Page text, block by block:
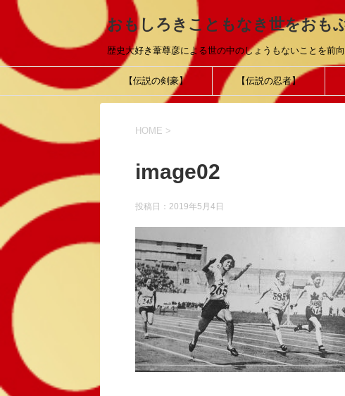
おもしろきこともなき世をおも
歴史大好き葦尊彦による世の中のしょうもないことを前
【伝説の剣豪】 【伝説の忍者】
HOME >
image02
投稿日： 2019年5月4日